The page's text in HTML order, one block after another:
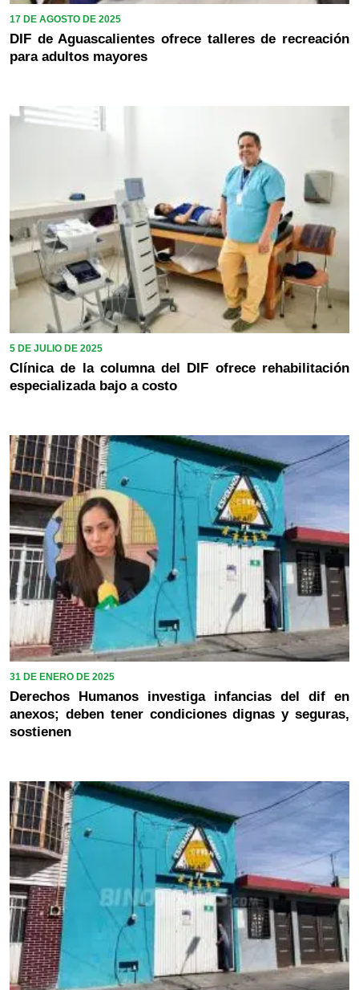
17 DE AGOSTO DE 2025
DIF de Aguascalientes ofrece talleres de recreación
para adultos mayores
5 DE JULIO DE 2025
Clínica de la columna del DIF ofrece rehabilitación
especializada bajo a costo
31 DE ENERO DE 2025
Derechos Humanos investiga infancias del dif en
anexos; deben tener condiciones dignas y seguras,
sostienen